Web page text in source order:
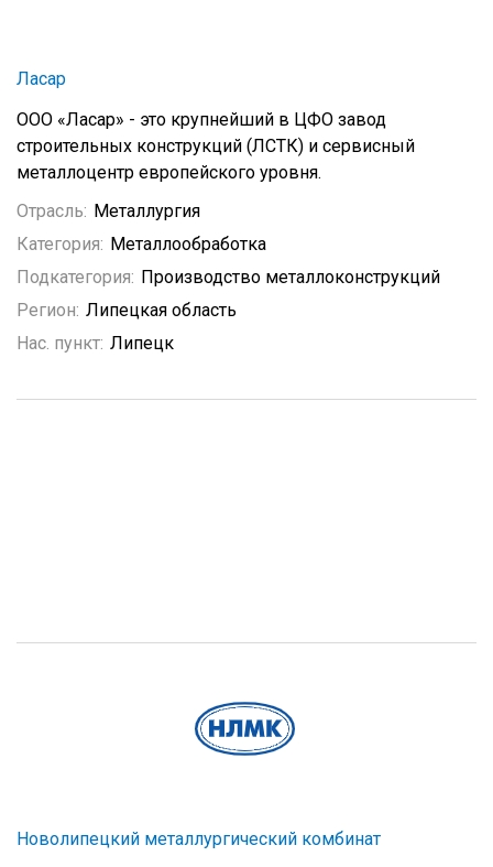
Ласар
ООО «Ласар» - это крупнейший в ЦФО завод
строительных конструкций (ЛСТК) и сервисный
металлоцентр европейского уровня.
Отрасль: Металлургия
Категория: Металлообработка
Подкатегория: Производство металлоконструкций
Регион: Липецкая область
Нас. пункт: Липецк
Новолипецкий металлургический комбинат